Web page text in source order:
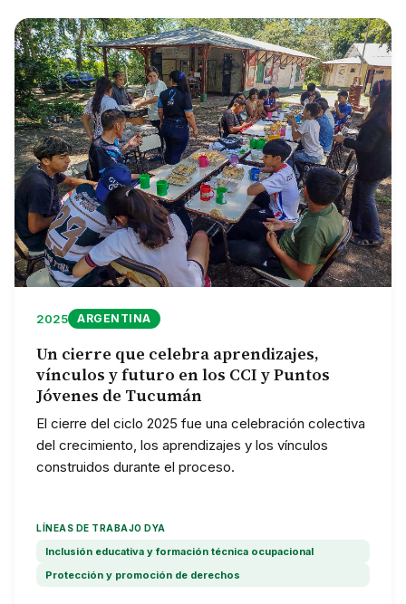
2025 ARGENTINA
Un cierre que celebra aprendizajes,
vínculos y futuro en los CCI y Puntos
Jóvenes de Tucumán
El cierre del ciclo 2025 fue una celebración colectiva
del crecimiento, los aprendizajes y los vínculos
construidos durante el proceso.
LÍNEAS DE TRABAJO DYA
Inclusión educativa y formación técnica ocupacional
Protección y promoción de derechos